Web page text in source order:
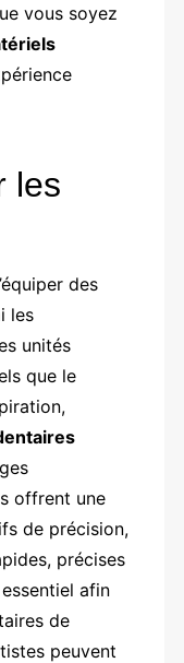
vous soyez
les
des
les
unités
que le
offrent une
de précision,
précises
afin
de
peuvent